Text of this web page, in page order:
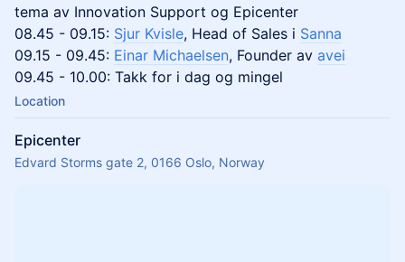
tema av Innovation Support og Epicenter
08.45 - 09.15: Sjur Kvisle, Head of Sales i Sanna
09.15 - 09.45: Einar Michaelsen, Founder av avei
09.45 - 10.00: Takk for i dag og mingel
Location
Epicenter
Edvard Storms gate 2, 0166 Oslo, Norway